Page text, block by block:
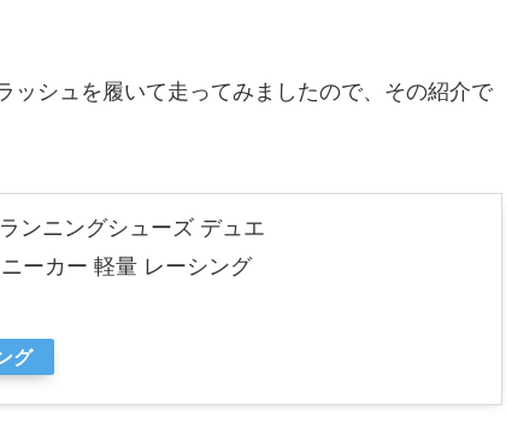
ッシュを履いて走ってみましたので、その紹介で
ンニングシューズ デュエ
ーカー 軽量 レーシング
グ